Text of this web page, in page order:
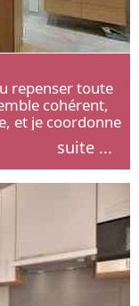
repenser toute
cohérent,
et je coordonne
suite ...